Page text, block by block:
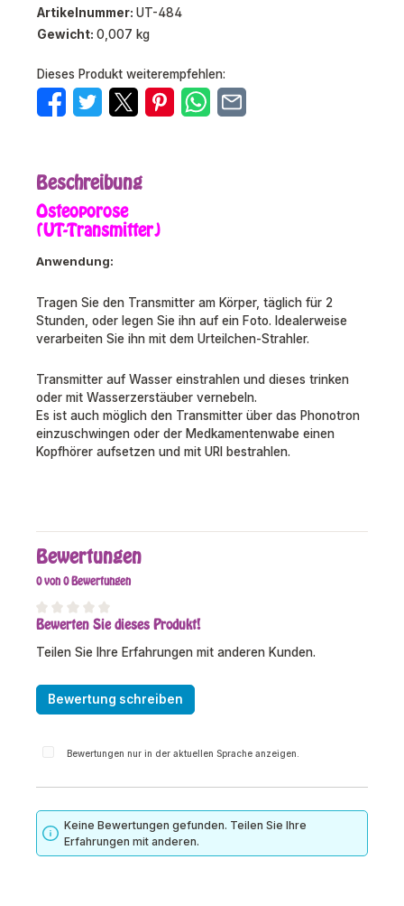
Artikelnummer: UT-484
Gewicht: 0,007 kg
Dieses Produkt weiterempfehlen:
Beschreibung
Osteoporose
(UT-Transmitter)
Anwendung:
Tragen Sie den Transmitter am Körper, täglich für 2
Stunden, oder legen Sie ihn auf ein Foto. Idealerweise
verarbeiten Sie ihn mit dem Urteilchen-Strahler.
Transmitter auf Wasser einstrahlen und dieses trinken
oder mit Wasserzerstäuber vernebeln.
Es ist auch möglich den Transmitter über das Phonotron
einzuschwingen oder der Medkamentenwabe einen
Kopfhörer aufsetzen und mit URI bestrahlen.
Bewertungen
0 von 0 Bewertungen
Durchschnittliche Bewertung von 0 von 5 Sternen
Bewerten Sie dieses Produkt!
Teilen Sie Ihre Erfahrungen mit anderen Kunden.
Bewertung schreiben
Bewertungen nur in der aktuellen Sprache anzeigen.
Keine Bewertungen gefunden. Teilen Sie Ihre
Erfahrungen mit anderen.